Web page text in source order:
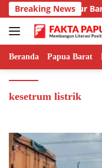
Langsung
ke
konten
Breaking News
Jalur
Beranda Papua Barat
kesetrum listrik